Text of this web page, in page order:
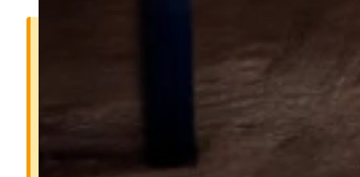
Derfor er mus farlige
Mus kan sprede bakterier og
gennem deres urin, ekskrementer
pels. De gnaver i ledninger,